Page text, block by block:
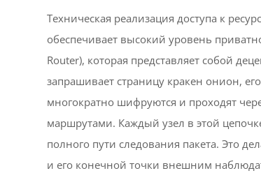
Техническая реализация доступа к
обеспечивает высокий уровень
Router), которая представляет собой
запрашивает страницу кракен онион,
многократно шифруются и проходят
маршрутами. Каждый узел в этой
полного пути следования пакета. Это
и его конечной точки внешним